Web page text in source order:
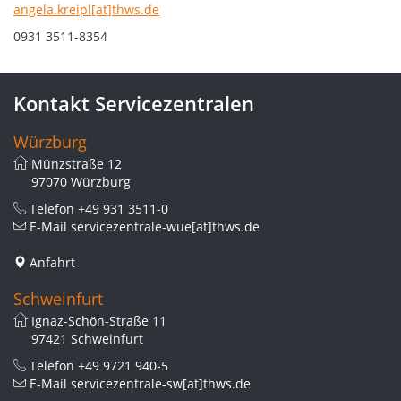
angela.kreipl[at]thws.de
0931 3511-8354
Kontakt Servicezentralen
Würzburg
Münzstraße 12
97070 Würzburg
Telefon +49 931 3511-0
E-Mail servicezentrale-wue[at]thws.de
Anfahrt
Schweinfurt
Ignaz-Schön-Straße 11
97421 Schweinfurt
Telefon +49 9721 940-5
E-Mail servicezentrale-sw[at]thws.de